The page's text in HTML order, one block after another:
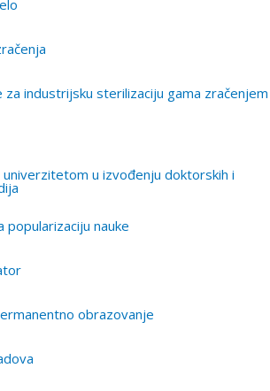
industrijsku sterilizaciju gama zračenjem
univerzitetom u izvođenju doktorskih i
popularizaciju nauke
obrazovanje